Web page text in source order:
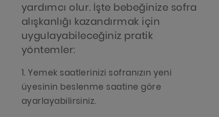
yardımcı olur. İşte bebeğinize sofra
alışkanlığı kazandırmak için
uygulayabileceğiniz pratik
yöntemler:
1. Yemek saatlerinizi sofranızın yeni
üyesinin beslenme saatine göre
ayarlayabilirsiniz.